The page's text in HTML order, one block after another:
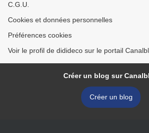
C.G.U.
Cookies et données personnelles
Préférences cookies
Voir le profil de didideco sur le portail
Créer un blog sur
Créer un blog